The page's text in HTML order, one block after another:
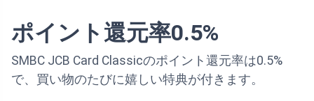
ポイント還元率0.5%
SMBC JCB Card Classicのポイント還元率は0.5%
で、買い物のたびに嬉しい特典が付きます。